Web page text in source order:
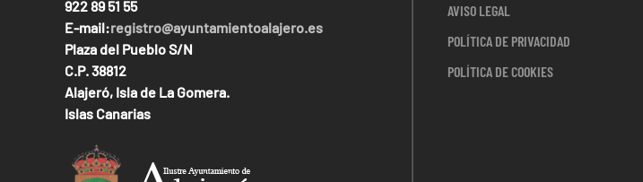
922 89 51 55
E-mail:registro@ayuntamientoalajero.es
Plaza del Pueblo S/N
C.P. 38812
Alajeró, Isla de La Gomera.
Islas Canarias
AVISO LEGAL
POLÍTICA DE PRIVACIDAD
POLÍTICA DE COOKIES